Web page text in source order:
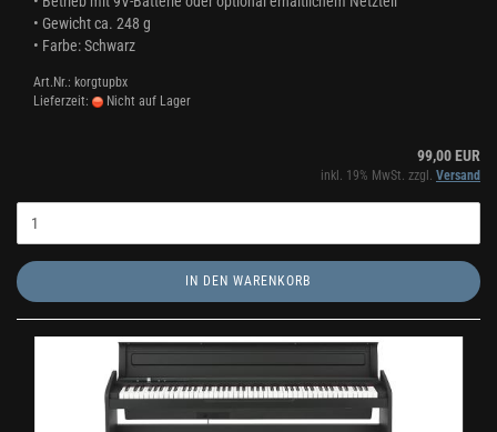
• Gewicht ca. 248 g
• Farbe: Schwarz
Art.Nr.: korgtupbx
Lieferzeit:
Nicht auf Lager
99,00 EUR
inkl. 19% MwSt. zzgl. Versand
IN DEN WARENKORB